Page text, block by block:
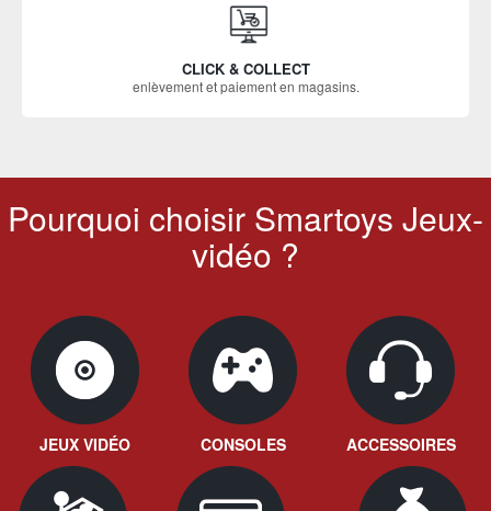
CLICK & COLLECT
enlèvement et paiement en magasins.
Pourquoi choisir Smartoys Jeux-
vidéo ?
JEUX VIDÉO CONSOLES ACCESSOIRES